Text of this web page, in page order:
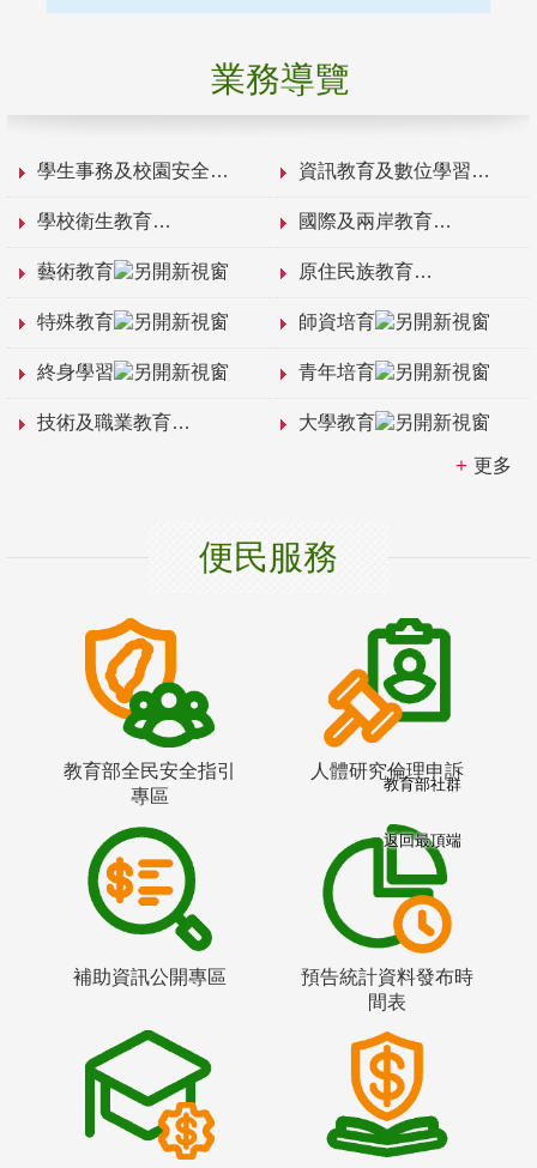
業務導覽
學生事務及校園安全 資訊教育及數位學習
學校衛生教育 國際及兩岸教育
藝術教育 原住民族教育
特殊教育 師資培育
終身學習 青年培育
技術及職業教育 大學教育
更多
便民服務
教育部全民安全指引
專區
人體研究倫理申訴
補助資訊公開專區
預告統計資料發布時
間表
教育部社群
返回最頂端